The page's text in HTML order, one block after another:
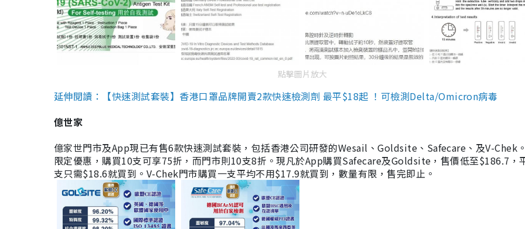
點擊圖片放大
延伸閱讀：【快速測試套裝】香港口罩品牌開賣2款快速檢測劑 最平$18起 ！可檢測Delta/Omicron病毒
億世家
億家世門市及App現已有售6款快速測試套裝，包括香港公司研發的Wesail、Goldsite、Safecare、及V-Chek
限定優惠，購買10支可享75折，而門市則10支8折。現凡於App購買Safecare及Goldsite，售價低至$186.7，
支只需$18.6就買到。V-Chek門市購買一支平均不用$17.9就買到，數量有限，售完即止。